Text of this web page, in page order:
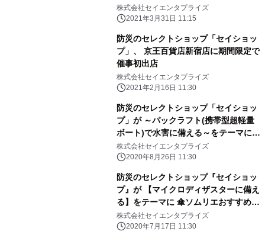
株式会社セイエンタプライズ
2021年3月31日 11:15
防災のセレクトショップ「セイショッ
プ」、 京王百貨店新宿店に期間限定で
催事初出店
株式会社セイエンタプライズ
2021年2月16日 11:30
防災のセレクトショップ「セイショッ
プ」が ～パックラフト(携帯型超軽量
ボート)で水害に備える～をテーマに
「KOKOPELLI(ココペリ)」を発売
株式会社セイエンタプライズ
2020年8月26日 11:30
防災のセレクトショップ『セイショッ
プ』が 【マイクロディザスターに備え
る】をテーマに 傘ソムリエおすすめの
雨具6点を発売
株式会社セイエンタプライズ
2020年7月17日 11:30